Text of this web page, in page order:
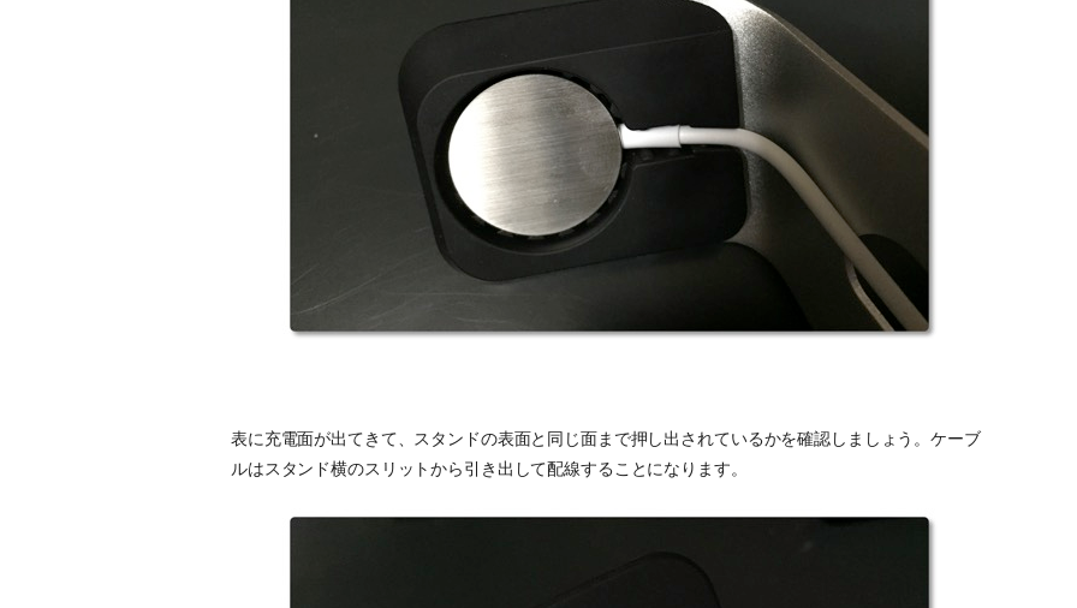
表に充電面が出てきて、スタンドの表面と同じ面まで押し出されているかを確認しましょう。ケーブ
ルはスタンド横のスリットから引き出して配線することになります。